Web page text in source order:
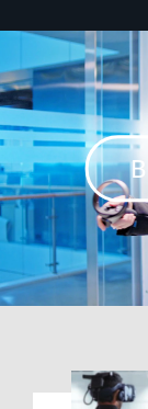
для
в
VR.